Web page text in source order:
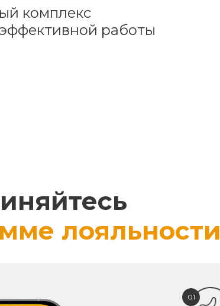
комплекс
работы
лояльности
01